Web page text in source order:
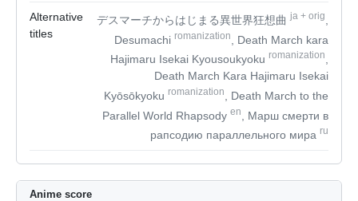
Alternative
titles
デスマーチからはじまる異世界狂想曲ja + orig
Desumachi romanization
, Death March kara
Hajimaru Isekai Kyousoukyoku romanization
Death March Kara Hajimaru Isekai
Kyōsōkyoku romanization
, Death March to the
Parallel World Rhapsody en
, Марш смерти в
рапсодию параллельного мирa ru
Anime score